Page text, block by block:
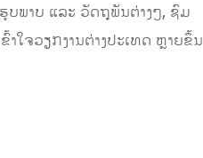
ບພາບ ແລະ ວັດຖຸພັນຕ່າງໆ, ຊົມ
ໃຈວຽກງານຕ່າງປະເທດ ຫຼາຍຂຶ້ນ